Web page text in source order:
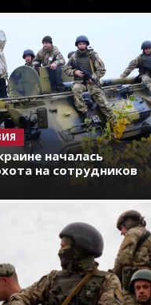
началась
на сотрудников